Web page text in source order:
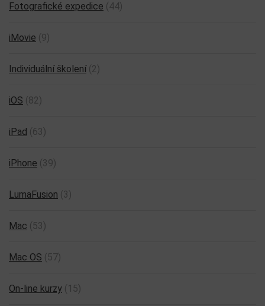
Fotografické expedice (44)
iMovie (9)
Individuální školení (2)
iOS (82)
iPad (63)
iPhone (39)
LumaFusion (3)
Mac (53)
Mac OS (57)
On-line kurzy (15)